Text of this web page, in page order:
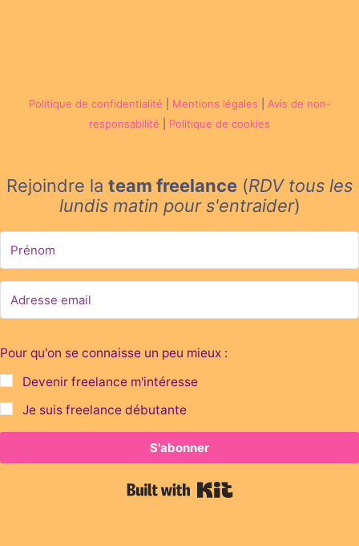
Politique de confidentialité Mentions légales
Avis de non-
responsabilité
Politique de cookies
Rejoindre la team freelance (RDV tous les
lundis matin pour s'entraider)
Pour qu'on se connaisse un peu mieux :
Devenir freelance m'intéresse
Je suis freelance débutante
S'abonner